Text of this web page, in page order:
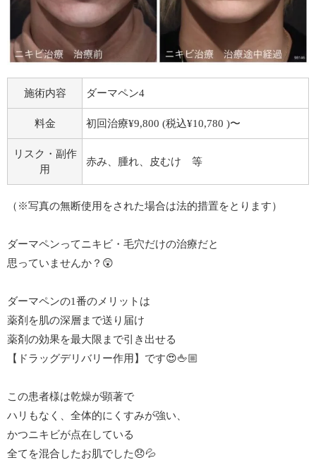
施術内容 ダーマペン4
料金 初回治療¥9,800 (税込¥10,780 )〜
リスク・副作
用
赤み、腫れ、皮むけ 等
（※写真の無断使用をされた場合は法的措置をとります）
ダーマペンってニキビ・毛穴だけの治療だと
思っていませんか？😲
ダーマペンの1番のメリットは
薬剤を肌の深層まで送り届け
薬剤の効果を最大限まで引き出せる
【ドラッグデリバリー作用】です😍🖕🏼
この患者様は乾燥が顕著で
ハリもなく、全体的にくすみが強い、
かつニキビが点在している
全てを混合したお肌でした😞💦